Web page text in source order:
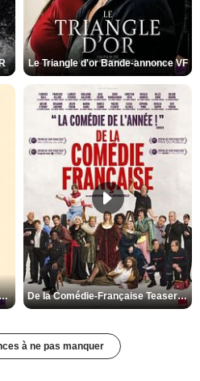
Le Triangle d'or Bande-annonce VF
Bande-annonce VF De la Comédie-Française Teaser VF
à ne pas manquer